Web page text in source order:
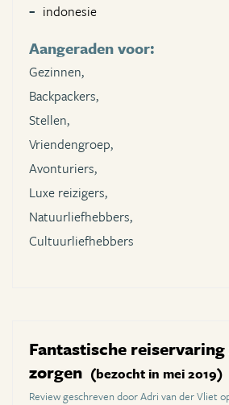
indonesie
Aangeraden voor:
Gezinnen,
Backpackers,
Stellen,
Vriendengroep,
Avonturiers,
Luxe reizigers,
Natuurliefhebbers,
Cultuurliefhebbers
Fantastische
zorgen (bezocht in mei 2019)
Review geschreven door Adri van der Vliet